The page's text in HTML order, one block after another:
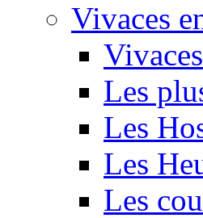
Vivaces
Les
Les
Les
Les